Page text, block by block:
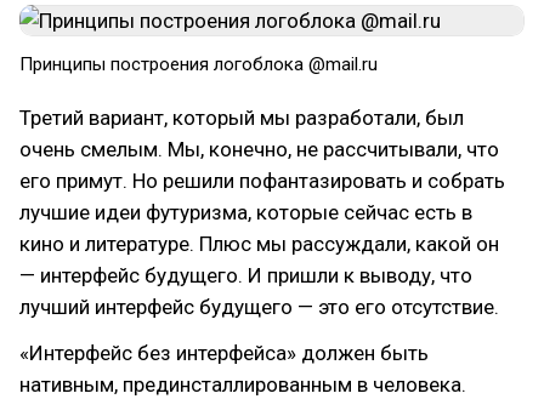
Принципы построения логоблока @mail.ru
Третий вариант, который мы разработали, был
очень смелым. Мы, конечно, не рассчитывали, что
его примут. Но решили пофантазировать и собрать
лучшие идеи футуризма, которые сейчас есть в
кино и литературе. Плюс мы рассуждали, какой он
— интерфейс будущего. И пришли к выводу, что
лучший интерфейс будущего — это его отсутствие.
«Интерфейс без интерфейса» должен быть
нативным, прединсталлированным в человека.